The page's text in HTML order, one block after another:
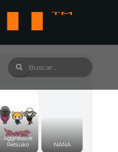
Aggressive
Retsuko
NANA